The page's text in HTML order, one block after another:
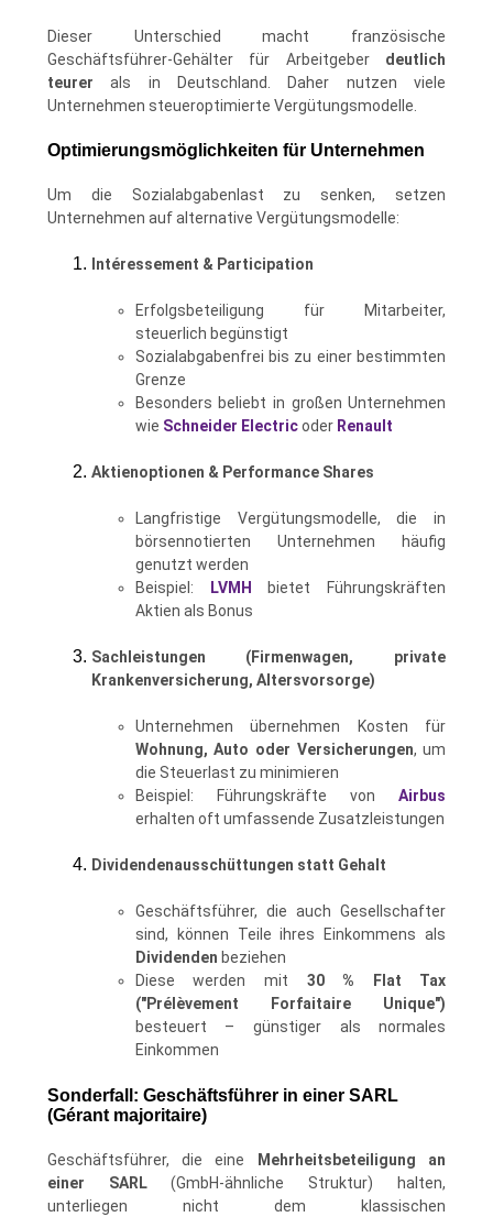
Dieser Unterschied macht französische
Geschäftsführer-Gehälter für Arbeitgeber deutlich
teurer als in Deutschland. Daher nutzen viele
Unternehmen steueroptimierte Vergütungsmodelle.
Optimierungsmöglichkeiten für Unternehmen
Um die Sozialabgabenlast zu senken, setzen
Unternehmen auf alternative Vergütungsmodelle:
Intéressement & Participation
Erfolgsbeteiligung für Mitarbeiter,
steuerlich begünstigt
Sozialabgabenfrei bis zu einer bestimmten
Grenze
Besonders beliebt in großen Unternehmen
wie Schneider Electricoder Renault
Aktienoptionen & Performance Shares
Langfristige Vergütungsmodelle, die in
börsennotierten Unternehmen häufig
genutzt werden
Beispiel:
LVMH
bietet Führungskräften
Aktien als Bonus
Sachleistungen (Firmenwagen, private
Krankenversicherung, Altersvorsorge)
Unternehmen übernehmen Kosten für
Wohnung, Auto oder Versicherungen, um
die Steuerlast zu minimieren
Beispiel: Führungskräfte vonAirbus
erhalten oft umfassende Zusatzleistungen
Dividendenausschüttungen statt Gehalt
Geschäftsführer, die auch Gesellschafter
sind, können Teile ihres Einkommens als
Dividenden beziehen
Diese werden mit 30 % Flat Tax
("Prélèvement Forfaitaire Unique")
besteuert – günstiger als normales
Einkommen
Sonderfall: Geschäftsführer in einer SARL
(Gérant majoritaire)
Geschäftsführer, die eine
Mehrheitsbeteiligung an
einer SARL(GmbH-ähnliche Struktur) halten,
unterliegen nicht dem klassischen